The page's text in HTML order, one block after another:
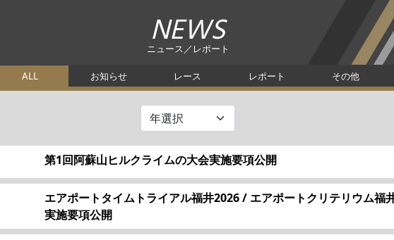
NEWS
ニュース／レポート
ALL お知らせ レース レポート その他
第1回阿蘇山ヒルクライムの大会実施要項公開
エアポートタイムトライアル福井2026 / エアポートクリテリウム福
実施要項公開